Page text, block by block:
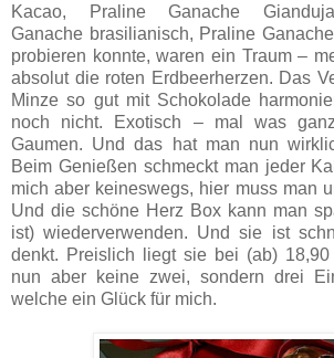
Kacao, Praline Ganache
Ganache brasilianisch, Praline
probieren konnte, waren ein Traum –
absolut die roten Erdbeerherzen. Das
Minze so gut mit Schokolade
noch nicht. Exotisch – mal was
Gaumen. Und das hat man nun
Beim Genießen schmeckt man jeder
mich aber keineswegs, hier muss man
Und die schöne Herz Box kann man
ist) wiederverwenden. Und sie ist
denkt. Preislich liegt sie bei (ab)
nun aber keine zwei, sondern drei
welche ein Glück für mich.